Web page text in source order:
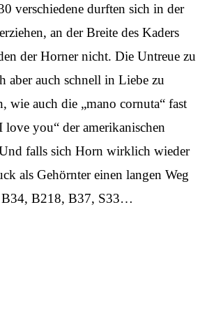
verschiedene durften sich in der
an der Breite des Kaders
der Horner nicht. Die Untreue zu
aber auch schnell in Liebe zu
wie auch die „mano cornuta“ fast
you“ der amerikanischen
falls sich Horn wirklich wieder
als Gehörnter einen langen Weg
B34, B218, B37, S33…